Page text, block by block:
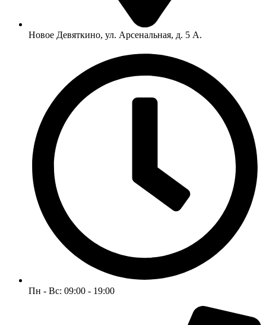
Новое Девяткино, ул. Арсенальная, д. 5 А.
Пн - Вс: 09:00 - 19:00